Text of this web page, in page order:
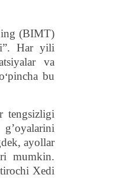
(BIMT)
Har yili
va
‘pincha bu
tengsizligi
ayollar
mumkin.
Xedi